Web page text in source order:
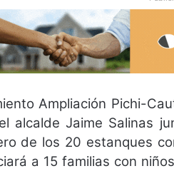
Ampliación Pichi-
alcalde Jaime Salinas
de los 20 estanques
a 15 familias con